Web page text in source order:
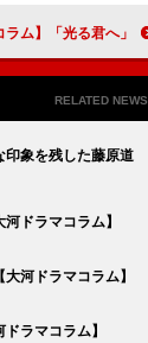
「光る君へ」第十九回「放たれた矢」華やかな宮廷劇の傍らで巧みに描かれたまひろの父の出世劇【大河ドラマコラム】
RELATED NEWS
印象を残した藤原道
ドラマコラム】
河ドラマコラム】
ラマコラム】